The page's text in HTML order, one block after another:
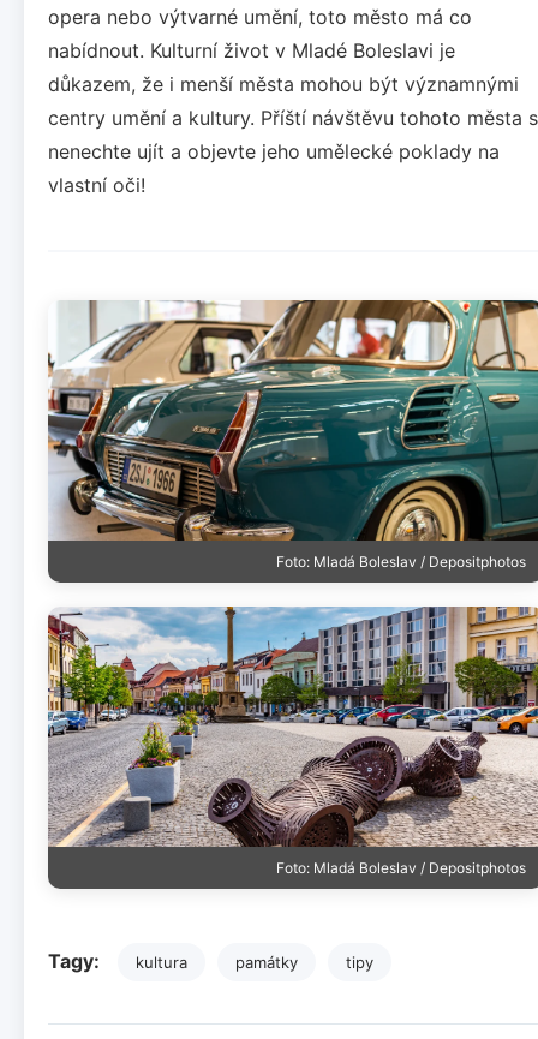
opera nebo výtvarné umění, toto město má co
nabídnout. Kulturní život v Mladé Boleslavi je
důkazem, že i menší města mohou být významnými
centry umění a kultury. Příští návštěvu tohoto města
nenechte ujít a objevte jeho umělecké poklady na
vlastní oči!
Foto: Mladá Boleslav / Depositphotos
Foto: Mladá Boleslav / Depositphotos
Tagy: kultura památky tipy